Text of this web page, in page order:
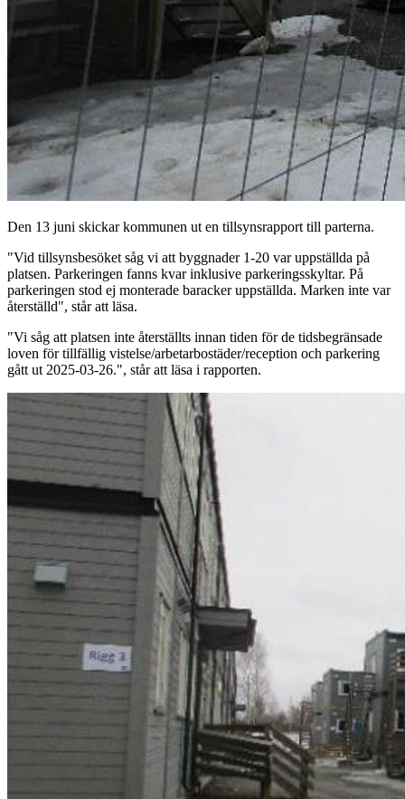
Den 13 juni skickar kommunen ut en tillsynsrapport till parterna.
"Vid tillsynsbesöket såg vi att byggnader 1-20 var uppställda på
platsen. Parkeringen fanns kvar inklusive parkeringsskyltar. På
parkeringen stod ej monterade baracker uppställda. Marken inte var
återställd", står att läsa.
"Vi såg att platsen inte återställts innan tiden för de tidsbegränsade
loven för tillfällig vistelse/arbetarbostäder/reception och parkering
gått ut 2025-03-26.", står att läsa i rapporten.